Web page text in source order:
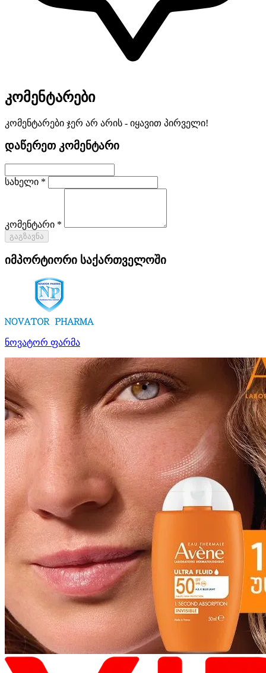
კომენტარები
კომენტარები ჯერ არ არის - იყავით პირველი!
დაწერეთ კომენტარი
სახელი *
კომენტარი *
გაგზავნა
იმპორტიორი საქართველოში
ნოვატორ ფარმა